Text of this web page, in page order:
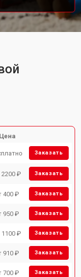
Цена
Заказать
2200 ₽ Заказать
400 ₽ Заказать
950 ₽ Заказать
1100 ₽ Заказать
910 ₽ Заказать
700 ₽ Заказать